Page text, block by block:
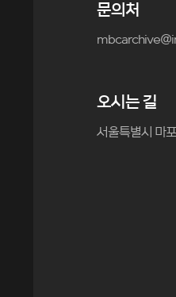
문의처
오시는 길
서울특별시 마